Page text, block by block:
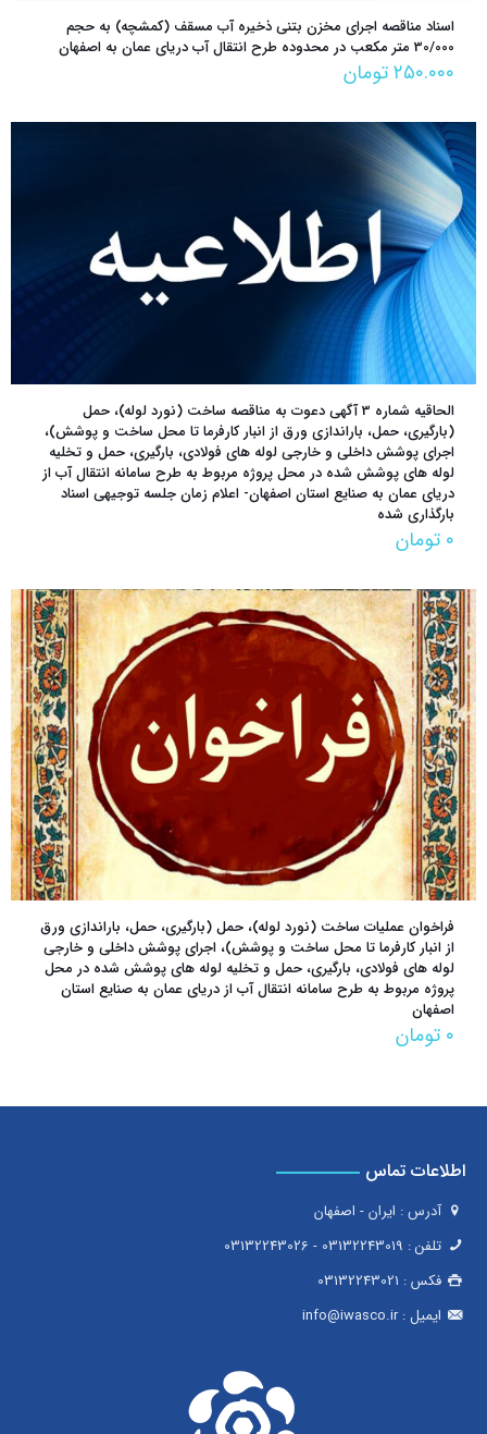
اسناد مناقصه اجرای مخزن بتنی ذخیره آب مسقف (کمشچه) به حجم
30/000 متر مکعب در محدوده طرح انتقال آب دریای عمان به اصفهان
۲۵۰.۰۰۰تومان
الحاقیه شماره 3 آگهی دعوت به مناقصه ساخت (نورد لوله)، حمل
(بارگیری، حمل، باراندازی ورق از انبار کارفرما تا محل ساخت و پوشش)،
اجرای پوشش داخلی و خارجی لوله های فولادی، بارگیری، حمل و تخلیه
لوله های پوشش شده در محل پروژه مربوط به طرح سامانه انتقال آب از
دریای عمان به صنایع استان اصفهان- اعلام زمان جلسه توجیهی اسناد
بارگذاری شده
۰ تومان
فراخوان عمليات ساخت (نورد لوله)، حمل (بارگیری، حمل، باراندازی ورق
از انبار کارفرما تا محل ساخت و پوشش)، اجرای پوشش داخلی و خارجی
لوله های فولادی، بارگیری، حمل و تخلیه لوله های پوشش شده در محل
پروژه مربوط به طرح سامانه انتقال آب از دریای عمان به صنایع استان
اصفهان
۰ تومان
اطلاعات تماس
آدرس : ایران - اصفهان
تلفن : 03132243019
-
03132243026
فکس : 03132243021
ایمیل :info@iwasco.ir